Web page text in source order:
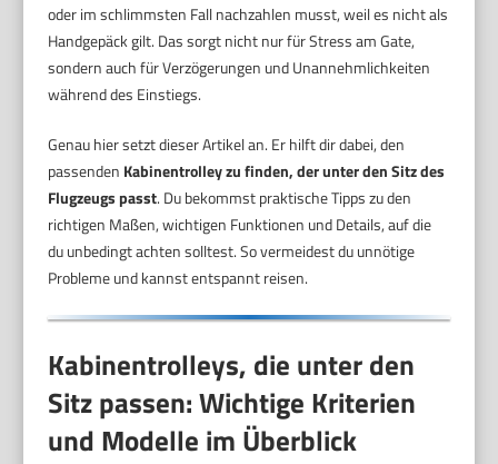
oder im schlimmsten Fall nachzahlen musst, weil es nicht als
Handgepäck gilt. Das sorgt nicht nur für Stress am Gate,
sondern auch für Verzögerungen und Unannehmlichkeiten
während des Einstiegs.
Genau hier setzt dieser Artikel an. Er hilft dir dabei, den
passenden Kabinentrolley zu finden, der unter den Sitz des
Flugzeugs passt. Du bekommst praktische Tipps zu den
richtigen Maßen, wichtigen Funktionen und Details, auf die
du unbedingt achten solltest. So vermeidest du unnötige
Probleme und kannst entspannt reisen.
Kabinentrolleys, die unter den
Sitz passen: Wichtige Kriterien
und Modelle im Überblick